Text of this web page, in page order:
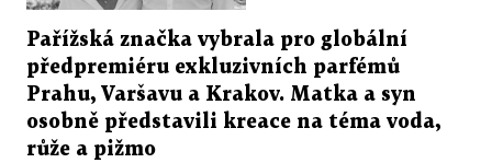
Pařížská značka vybrala pro globální
předpremiéru exkluzivních parfémů
Prahu, Varšavu a Krakov. Matka a syn
osobně představili kreace na téma voda,
růže a pižmo